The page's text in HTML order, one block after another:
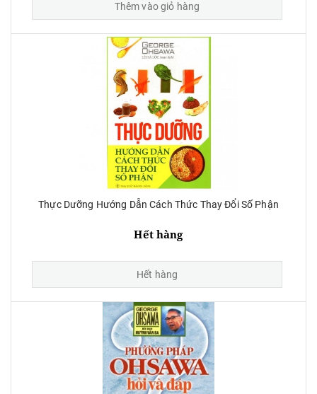
Thêm vào giỏ hàng
Thực Dưỡng Hướng Dẫn Cách Thức Thay Đổi Số Phận
Hết hàng
Hết hàng